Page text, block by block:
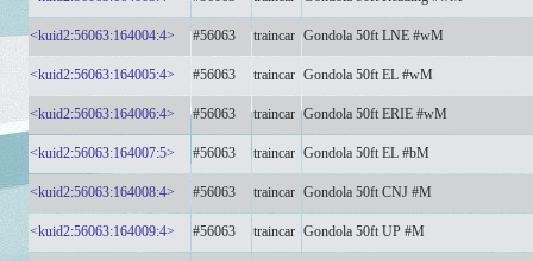
<kuid2:56063:164004:4> #56063 traincar Gondola 50ft LNE #wM
<kuid2:56063:164005:4> #56063 traincar Gondola 50ft EL #wM
<kuid2:56063:164006:4> #56063 traincar Gondola 50ft ERIE #wM
<kuid2:56063:164007:5> #56063 traincar Gondola 50ft EL #bM
<kuid2:56063:164008:4> #56063 traincar Gondola 50ft CNJ #M
<kuid2:56063:164009:4> #56063 traincar Gondola 50ft UP #M